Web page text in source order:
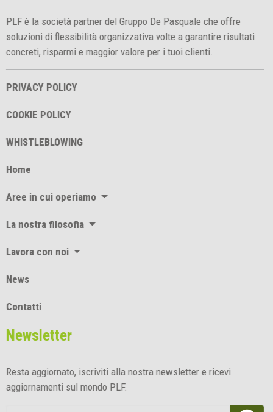
PLF è la società partner del Gruppo De Pasquale che offre
soluzioni di flessibilità organizzativa volte a garantire risultati
concreti, risparmi e maggior valore per i tuoi clienti.
PRIVACY POLICY
COOKIE POLICY
WHISTLEBLOWING
Home
Aree in cui operiamo
La nostra filosofia
Lavora con noi
News
Contatti
Newsletter
Resta aggiornato, iscriviti alla nostra newsletter e ricevi
aggiornamenti sul mondo PLF.